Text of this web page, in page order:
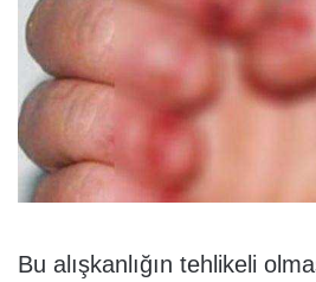
Bu alışkanlığın tehlikeli